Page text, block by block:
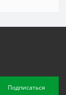
Подписаться